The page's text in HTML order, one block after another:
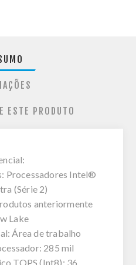
ESTE PRODUTO
Processadores Intel®
(Série 2)
anteriormente
Lake
Área de trabalho
285 mil
TOPS (Int8): 36